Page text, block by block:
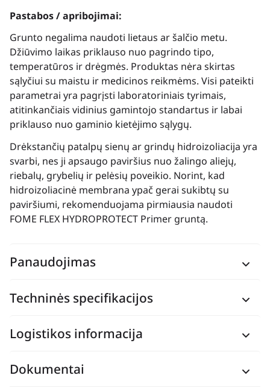
Pastabos / apribojimai:
Grunto negalima naudoti lietaus ar šalčio metu.
Džiūvimo laikas priklauso nuo pagrindo tipo,
temperatūros ir drėgmės. Produktas nėra skirtas
sąlyčiui su maistu ir medicinos reikmėms. Visi pateikti
parametrai yra pagrįsti laboratoriniais tyrimais,
atitinkančiais vidinius gamintojo standartus ir labai
priklauso nuo gaminio kietėjimo sąlygų.
Drėkstančių patalpų sienų ar grindų hidroizoliacija yra
svarbi, nes ji apsaugo paviršius nuo žalingo aliejų,
riebalų, grybelių ir pelėsių poveikio. Norint, kad
hidroizoliacinė membrana ypač gerai sukibtų su
paviršiumi, rekomenduojama pirmiausia naudoti
FOME FLEX HYDROPROTECT Primer gruntą.
Panaudojimas
Techninės specifikacijos
Logistikos informacija
Dokumentai